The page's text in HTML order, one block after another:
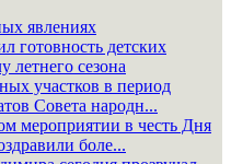
явлениях
готовность детских
летнего сезона
участков в период
Совета народн...
мероприятии в честь Дня
боле...